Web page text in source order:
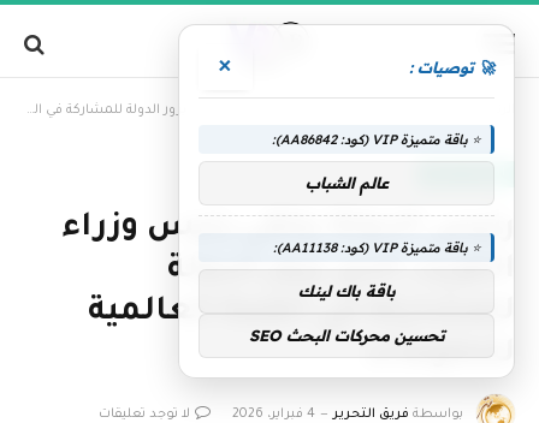
رئيس الدولة يلتقي رئيس وزراء الكويت الذي يزور الدولة للمشاركة في القمة العالمية للحكومات
رئيس الدولة يلتقي رئيس وزراء
الكويت الذي يزور الدولة
للمشاركة في القمة العالمية
للحكومات
بواسطة فريق التحرير 4 فبراير، 2026 لا توجد تعليقات
🚀 توصيات : ×
⭐ باقة متميزة VIP (كود: AA86842):
عالم الشباب
⭐ باقة متميزة VIP (كود: AA11138):
باقة باك لينك
تحسين محركات البحث SEO